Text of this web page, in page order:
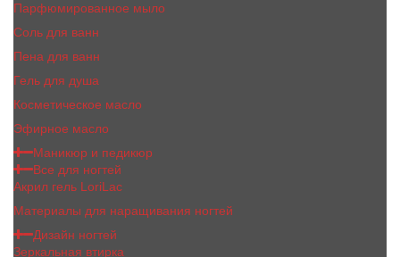
Парфюмированное мыло
Соль для ванн
Пена для ванн
Гель для душа
Косметическое масло
Эфирное масло
Маникюр и педикюр
Все для ногтей
Акрил гель LoriLac
Материалы для наращивания ногтей
Дизайн ногтей
Зеркальная втирка